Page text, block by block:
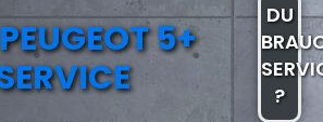
5+
DU
?